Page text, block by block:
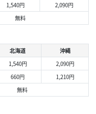
1,540円
2,090円
無料
北海道
沖縄
1,540円
2,090円
660円
1,210円
無料